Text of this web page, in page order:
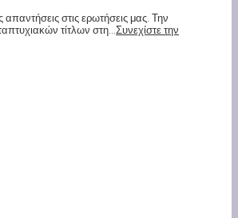
στις ερωτήσεις μας. Την
τίτλων στη...Συνεχίστε την